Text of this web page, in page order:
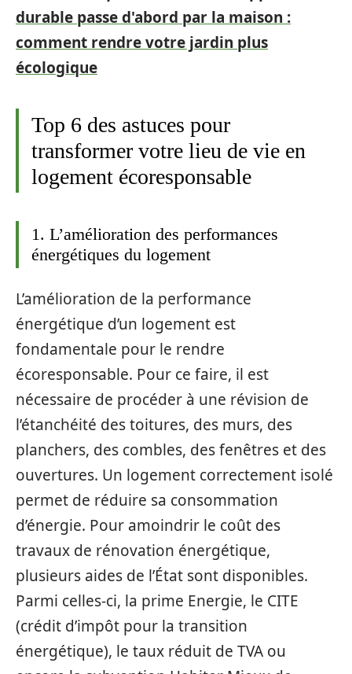
durable passe d'abord par la maison :
comment rendre votre jardin plus
écologique
Top 6 des astuces pour
transformer votre lieu de vie en
logement écoresponsable
1. L’amélioration des performances
énergétiques du logement
L’amélioration de la performance
énergétique d’un logement est
fondamentale pour le rendre
écoresponsable. Pour ce faire, il est
nécessaire de procéder à une révision de
l’étanchéité des toitures, des murs, des
planchers, des combles, des fenêtres et des
ouvertures. Un logement correctement isolé
permet de réduire sa consommation
d’énergie. Pour amoindrir le coût des
travaux de rénovation énergétique,
plusieurs aides de l’État sont disponibles.
Parmi celles-ci, la prime Energie, le CITE
(crédit d’impôt pour la transition
énergétique), le taux réduit de TVA ou